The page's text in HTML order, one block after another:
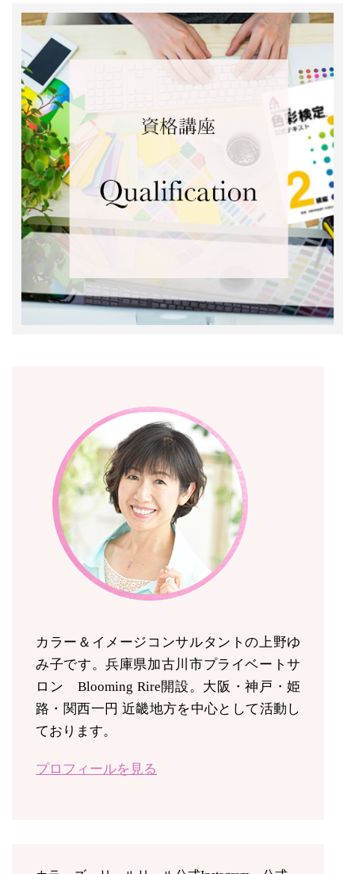
カラー＆イメージコンサルタントの上野ゆ
み子です。兵庫県加古川市プライベートサ
ロン Blooming Rire開設。 大阪・神戸・姫
路・関西一円 近畿地方を中心として活動し
ております。
プロフィールを見る